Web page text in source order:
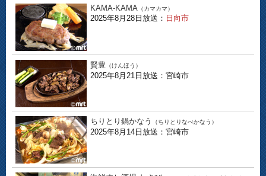
KAMA-KAMA （カマカマ）
2025年8月28日放送： 日向市
賢豊 （けんほう）
2025年8月21日放送：宮崎市
ちりとり鍋かなう （ちりとりなべかなう）
2025年8月14日放送：宮崎市